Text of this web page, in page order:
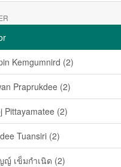
Kemgumnird (2)
Praprukdee (2)
Pittayamatee (2)
Tuansiri (2)
เข็มกำเนิด (2)